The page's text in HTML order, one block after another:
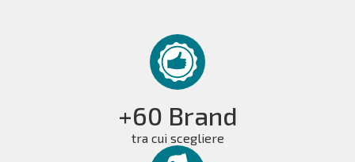
+60 Brand
tra cui scegliere